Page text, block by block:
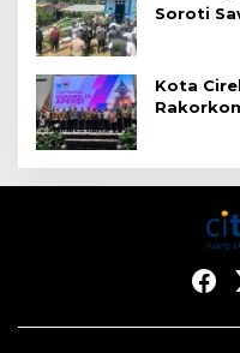
Soroti
Kota